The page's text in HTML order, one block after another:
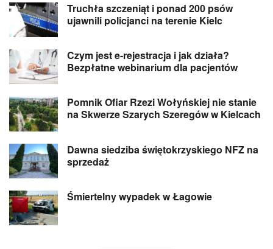
Truchła szczeniąt i ponad 200 psów
ujawnili policjanci na terenie Kielc
Czym jest e-rejestracja i jak działa?
Bezpłatne webinarium dla pacjentów
Pomnik Ofiar Rzezi Wołyńskiej nie stanie
na Skwerze Szarych Szeregów w Kielcach
Dawna siedziba świętokrzyskiego NFZ na
sprzedaż
Śmiertelny wypadek w Łagowie